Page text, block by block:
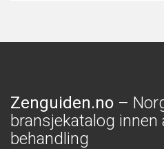
Zenguiden.no –
bransjekatalog innen
behandling